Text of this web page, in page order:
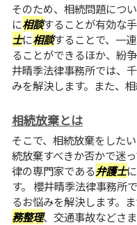
そのため、相続問題につ
に相談することが有効な
士に相談することで、一
ることができるほか、紛
井晴季法律事務所では、
みを解決します。また、
相続放棄とは
そこで、相続放棄をした
続放棄すべきか否かで迷
律の専門家である弁護士
す。 櫻井晴季法律事務所
るお悩みを解決します。
務整理、交通事故などさ